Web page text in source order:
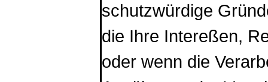
schutzwürdige
die Ihre Intereßen,
oder wenn die